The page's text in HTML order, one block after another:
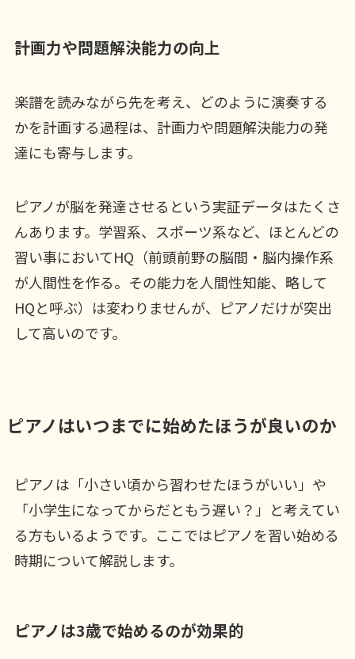
計画力や問題解決能力の向上
楽譜を読みながら先を考え、どのように演奏する
かを計画する過程は、計画力や問題解決能力の発
達にも寄与します。
ピアノが脳を発達させるという実証データはたくさ
んあります。学習系、スポーツ系など、ほとんどの
習い事においてHQ（前頭前野の脳間・脳内操作系
が人間性を作る。その能力を人間性知能、略して
HQと呼ぶ）は変わりませんが、ピアノだけが突出
して高いのです。
ピアノはいつまでに始めたほうが良いのか
ピアノは「小さい頃から習わせたほうがいい」や
「小学生になってからだともう遅い？」と考えてい
る方もいるようです。ここではピアノを習い始める
時期について解説します。
ピアノは3歳で始めるのが効果的